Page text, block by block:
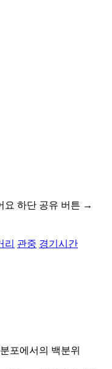
요 하단 공유 버튼 →
리 관중 경기시간
포에서의 백분위